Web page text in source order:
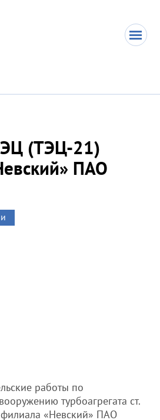
(ТЭЦ-21)
ПАО
работы по
турбоагрегата ст.
«Невский» ПАО